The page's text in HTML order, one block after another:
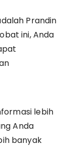
Prandin
ini, Anda
lebih
Anda
banyak